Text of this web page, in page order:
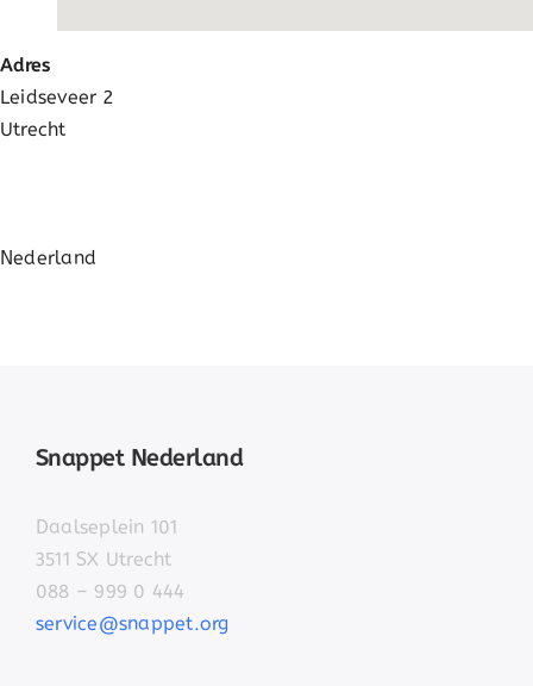
Adres
Leidseveer 2
Utrecht
Nederland
Snappet Nederland
Daalseplein 101
3511 SX Utrecht
088 – 999 0 444
service@snappet.org